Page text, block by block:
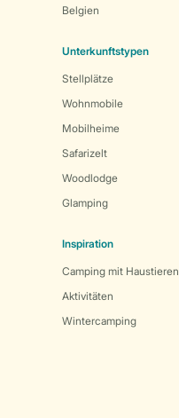
Belgien
Unterkunftstypen
Stellplätze
Wohnmobile
Mobilheime
Safarizelt
Woodlodge
Glamping
Inspiration
Camping mit Haustieren
Aktivitäten
Wintercamping